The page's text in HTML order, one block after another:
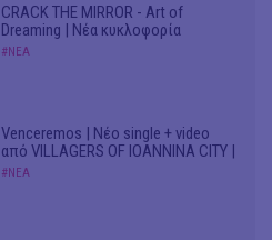
CRACK THE MIRROR - Art of
Dreaming | Νέα κυκλοφορία
#ΝΕΑ
Venceremos | Νέο single + video
από VILLAGERS OF IOANNINA CITY |
#ΝΕΑ